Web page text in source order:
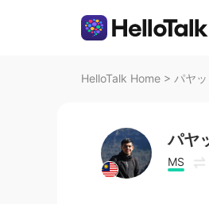
HelloTalk Home > パヤ
パヤ
MS